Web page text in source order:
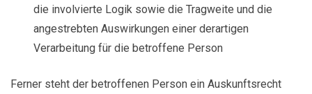
die involvierte Logik sowie die Tragweite und die
angestrebten Auswirkungen einer derartigen
Verarbeitung für die betroffene Person
Ferner steht der betroffenen Person ein Auskunftsrecht